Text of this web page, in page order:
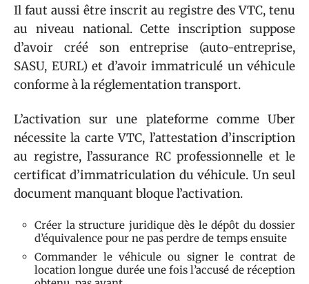
Il faut aussi être inscrit au registre des VTC, tenu
au niveau national. Cette inscription suppose
d’avoir créé son entreprise (auto-entreprise,
SASU, EURL) et d’avoir immatriculé un véhicule
conforme à la réglementation transport.
L’activation sur une plateforme comme Uber
nécessite la carte VTC, l’attestation d’inscription
au registre, l’assurance RC professionnelle et le
certificat d’immatriculation du véhicule. Un seul
document manquant bloque l’activation.
Créer la structure juridique dès le dépôt du dossier
d’équivalence pour ne pas perdre de temps ensuite
Commander le véhicule ou signer le contrat de
location longue durée une fois l’accusé de réception